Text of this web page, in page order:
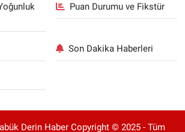
Puan Durumu ve Fikstür
Son Dakika Haberleri
Derin Haber Copyright © 2025 - Tüm